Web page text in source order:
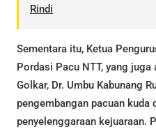
Rindi
Sementara itu, Ketua
Pordasi Pacu NTT, yang
Golkar, Dr. Umbu Kabunang
pengembangan pacuan kuda
penyelenggaraan kejuaraan.